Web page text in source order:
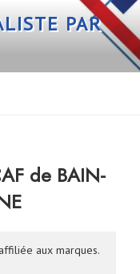
PAR
de BAIN-
aux marques.